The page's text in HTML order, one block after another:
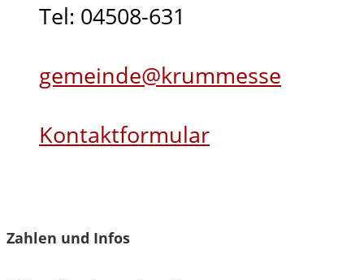
Tel: 04508-631
gemeinde@krummesse
Kontaktformular
Zahlen und Infos